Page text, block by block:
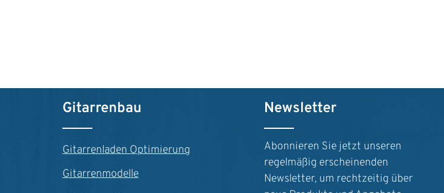
benutze die Schaltflächen um die Anzahl zu erhöhen oder zu
Gitarrenbau
Gitarrenladen Optimierung
Gitarrenmodelle
Newsletter
Abonnieren Sie jetzt unseren
regelmäßig erscheinenden
Newsletter, um rechtzeitig über